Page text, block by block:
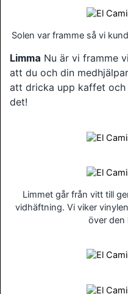
Solen var framme så vi
Limma Nu är vi framme
att du och din
att dricka upp kaffet
det!
Limmet går från vitt till
vidhäftning. Vi viker
över den